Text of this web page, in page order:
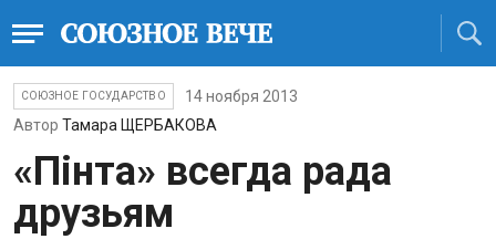
СОЮЗНОЕ ГОСУДАРСТВО
14 ноября 2013
Автор Тамара ЩЕРБАКОВА
«Пінта» всегда рада
друзьям